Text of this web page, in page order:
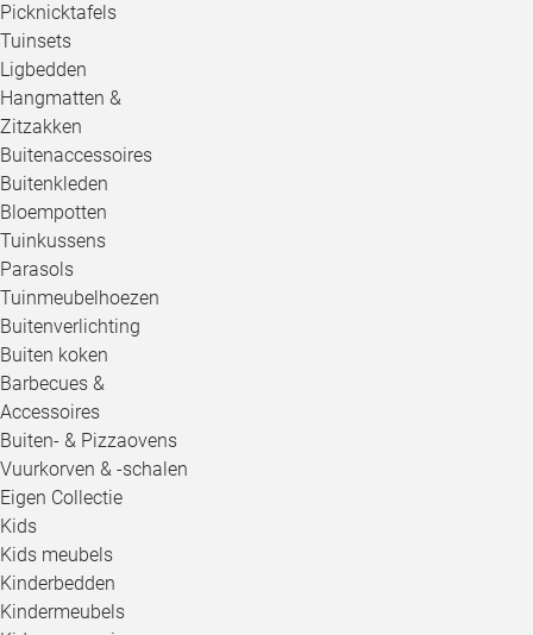
Picknicktafels
Tuinsets
Ligbedden
Hangmatten &
Zitzakken
Buitenaccessoires
Buitenkleden
Bloempotten
Tuinkussens
Parasols
Tuinmeubelhoezen
Buitenverlichting
Buiten koken
Barbecues &
Accessoires
Buiten- & Pizzaovens
Vuurkorven & -schalen
Eigen Collectie
Kids
Kids meubels
Kinderbedden
Kindermeubels